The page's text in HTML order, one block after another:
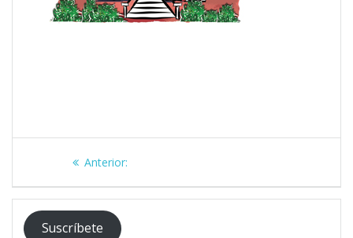
Navegación
de
entradas
Anterior:Post
Suscríbete